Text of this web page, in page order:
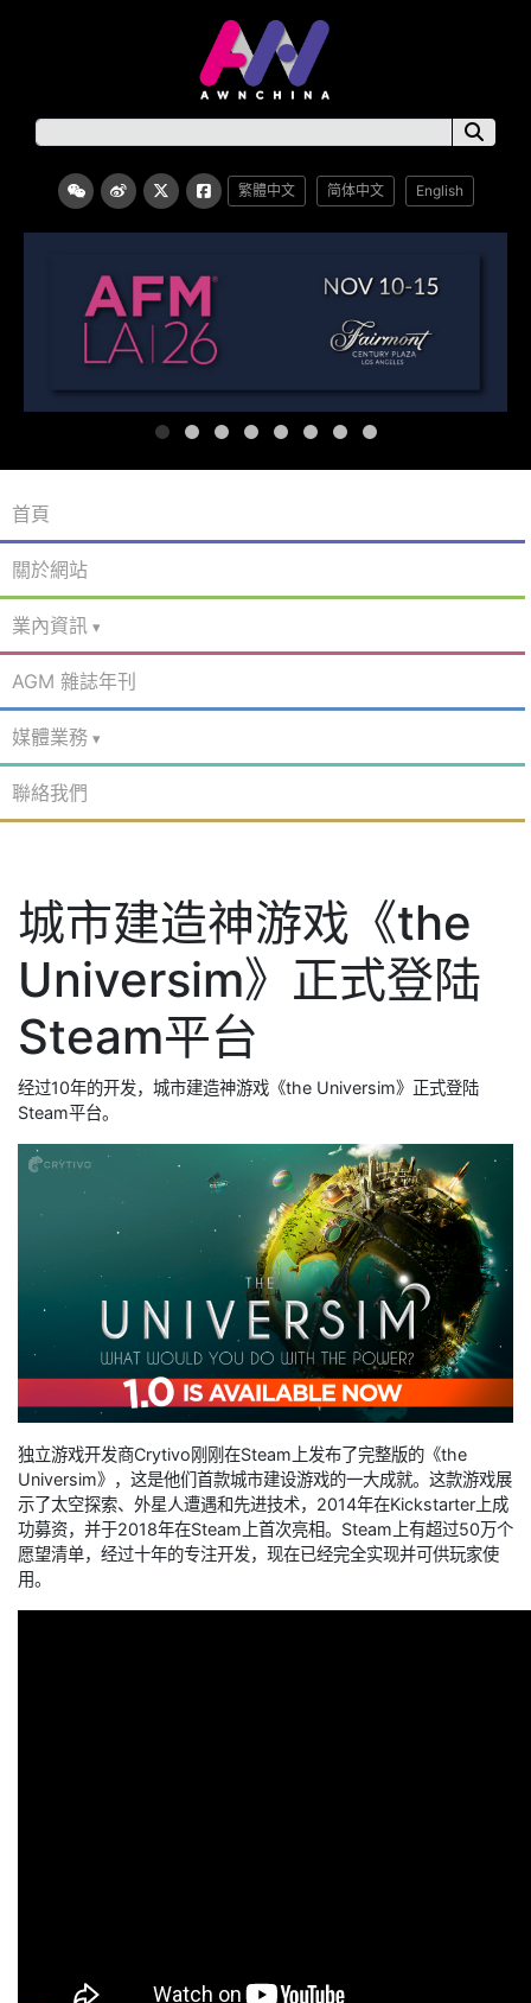
繁體中文 简体中文 English
首頁
關於網站
業內資訊
AGM 雜誌年刊
媒體業務
聯絡我們
城市建造神游戏《the
Universim》正式登陆
Steam平台
经过10年的开发，城市建造神游戏《the Universim》正式登陆
Steam平台。
独立游戏开发商Crytivo刚刚在Steam上发布了完整版的《the
Universim》，这是他们首款城市建设游戏的一大成就。这款游戏展
示了太空探索、外星人遭遇和先进技术，2014年在Kickstarter上成
功募资，并于2018年在Steam上首次亮相。Steam上有超过50万个
愿望清单，经过十年的专注开发，现在已经完全实现并可供玩家使
用。